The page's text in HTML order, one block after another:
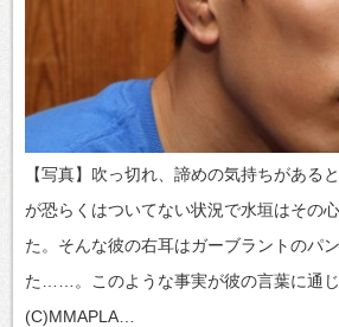
【写真】吹っ切れ、諦めの気持ちがある
が恐らくはついてない状況で水垣はその
た。そんな彼の右耳はガーブラントのパ
た……。このような事実が彼の言葉に通
(C)MMAPLA…